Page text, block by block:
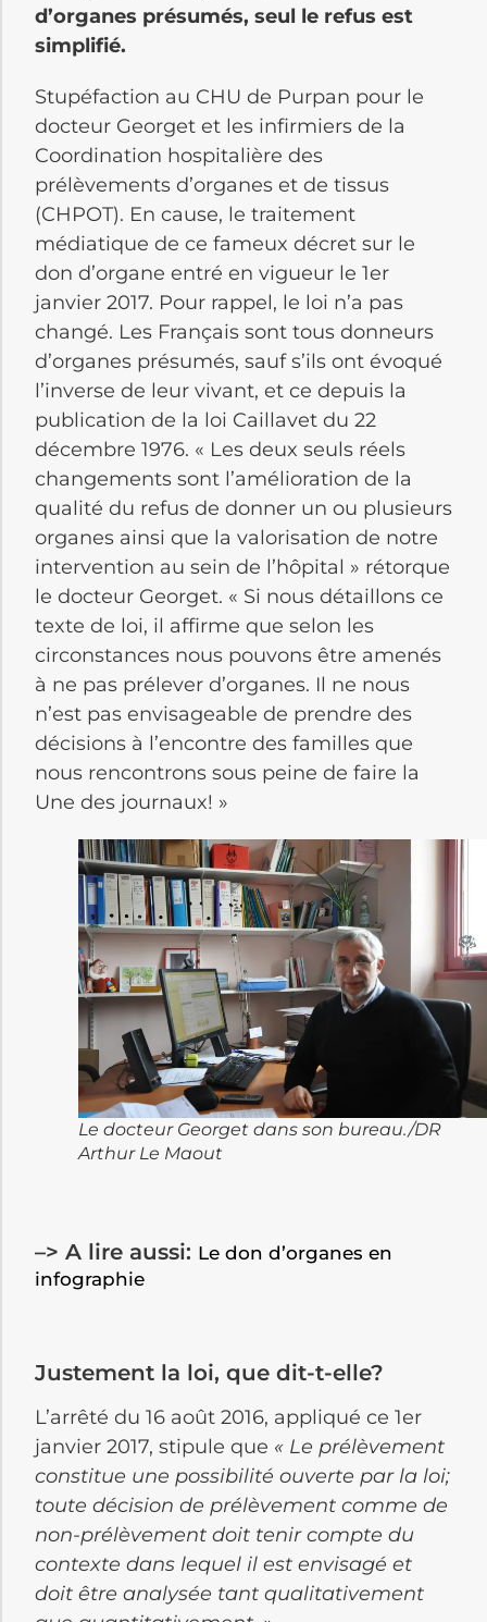
d’organes présumés, seul le refus est
simplifié.
Stupéfaction au CHU de Purpan pour le
docteur Georget et les infirmiers de la
Coordination hospitalière des
prélèvements d’organes et de tissus
(CHPOT). En cause, le traitement
médiatique de ce fameux décret sur le
don d’organe entré en vigueur le 1er
janvier 2017. Pour rappel, le loi n’a pas
changé. Les Français sont tous donneurs
d’organes présumés, sauf s’ils ont évoqué
l’inverse de leur vivant, et ce depuis la
publication de la loi Caillavet du 22
décembre 1976. « Les deux seuls réels
changements sont l’amélioration de la
qualité du refus de donner un ou plusieurs
organes ainsi que la valorisation de notre
intervention au sein de l’hôpital » rétorque
le docteur Georget. « Si nous détaillons ce
texte de loi, il affirme que selon les
circonstances nous pouvons être amenés
à ne pas prélever d’organes. Il ne nous
n’est pas envisageable de prendre des
décisions à l’encontre des familles que
nous rencontrons sous peine de faire la
Une des journaux! »
Le docteur Georget dans son bureau./DR
Arthur Le Maout
–> A lire aussi: Le don d’organes en
infographie
Justement la loi, que dit-t-elle?
L’arrêté du 16 août 2016, appliqué ce 1er
janvier 2017, stipule que « Le prélèvement
constitue une possibilité ouverte par la loi;
toute décision de prélèvement comme de
non-prélèvement doit tenir compte du
contexte dans lequel il est envisagé et
doit être analysée tant qualitativement